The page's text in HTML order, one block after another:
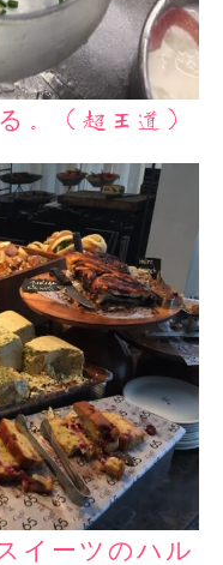
。（超王道）
イーツのハル